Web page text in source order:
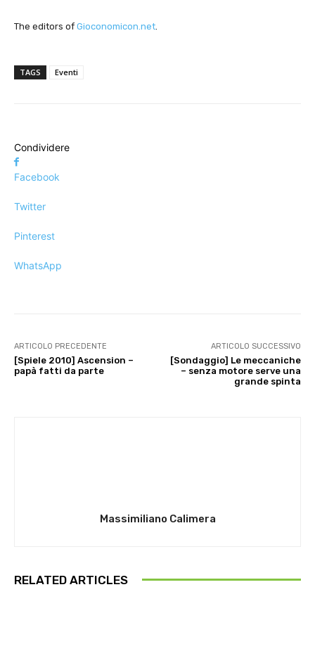
The editors of Gioconomicon.net
TAGS Eventi
Condividere
Facebook
Twitter
Pinterest
WhatsApp
ARTICOLO PRECEDENTE
[Spiele 2010] Ascension –
papà fatti da parte
ARTICOLO SUCCESSIVO
[Sondaggio] Le meccaniche
– senza motore serve una
grande spinta
Massimiliano Calimera
RELATED ARTICLES